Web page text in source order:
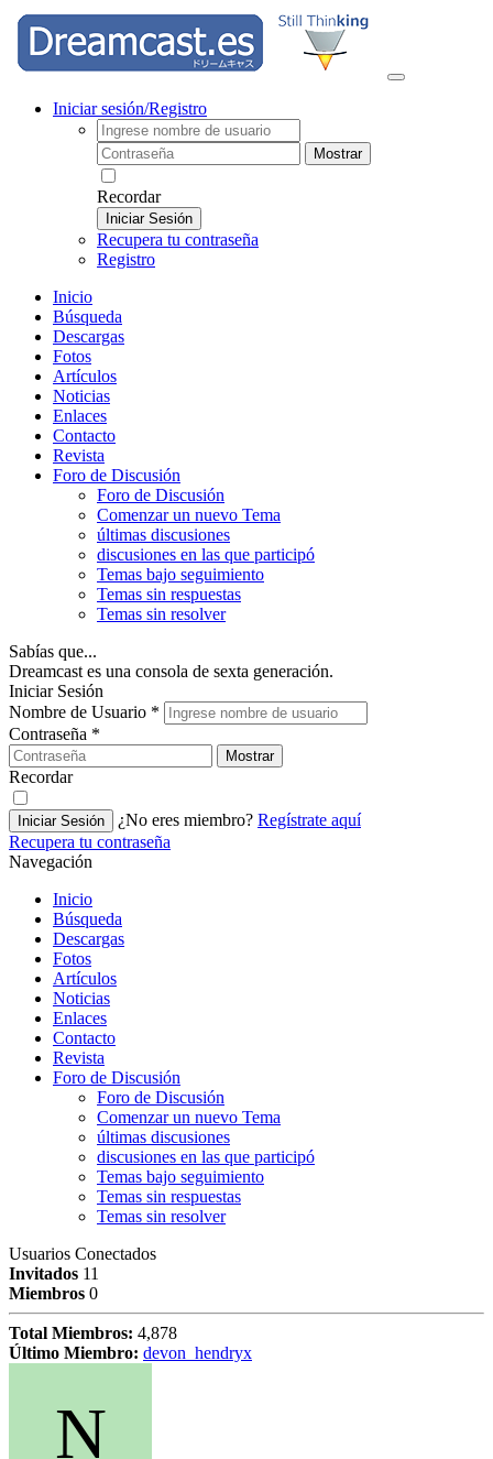
Iniciar sesión/Registro
Mostrar
Recordar
Iniciar Sesión
Recupera tu contraseña
Registro
Inicio
Búsqueda
Descargas
Fotos
Artículos
Noticias
Enlaces
Contacto
Revista
Foro de Discusión
Foro de Discusión
Comenzar un nuevo Tema
últimas discusiones
discusiones en las que participó
Temas bajo seguimiento
Temas sin respuestas
Temas sin resolver
Sabías que...
Dreamcast es una consola de sexta generación.
Iniciar Sesión
Nombre de Usuario *
Contraseña *
Mostrar
Recordar
Iniciar Sesión ¿No eres miembro? Regístrate aquí
Recupera tu contraseña
Navegación
Inicio
Búsqueda
Descargas
Fotos
Artículos
Noticias
Enlaces
Contacto
Revista
Foro de Discusión
Foro de Discusión
Comenzar un nuevo Tema
últimas discusiones
discusiones en las que participó
Temas bajo seguimiento
Temas sin respuestas
Temas sin resolver
Usuarios Conectados
Invitados 11
Miembros 0
Total Miembros: 4,878
Último Miembro: devon_hendryx
N